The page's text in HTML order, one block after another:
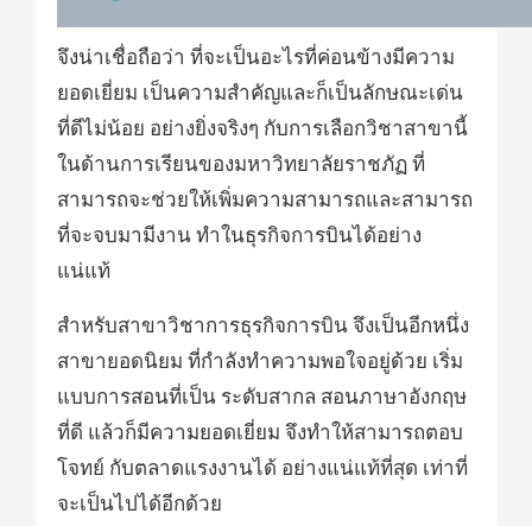
จึงน่าเชื่อถือว่า ที่จะเป็นอะไรที่ค่อนข้างมีความ
ยอดเยี่ยม เป็นความสำคัญและก็เป็นลักษณะเด่น
ที่ดีไม่น้อย อย่างยิ่งจริงๆ กับการเลือกวิชาสาขานี้
ในด้านการเรียนของมหาวิทยาลัยราชภัฏ ที่
สามารถจะช่วยให้เพิ่มความสามารถและสามารถ
ที่จะจบมามีงาน ทำในธุรกิจการบินได้อย่าง
แน่แท้
สำหรับสาขาวิชาการธุรกิจการบิน จึงเป็นอีกหนึ่ง
สาขายอดนิยม ที่กำลังทำความพอใจอยู่ด้วย เริ่ม
แบบการสอนที่เป็น ระดับสากล สอนภาษาอังกฤษ
ที่ดี แล้วก็มีความยอดเยี่ยม จึงทำให้สามารถตอบ
โจทย์ กับตลาดแรงงานได้ อย่างแน่แท้ที่สุด เท่าที่
จะเป็นไปได้อีกด้วย